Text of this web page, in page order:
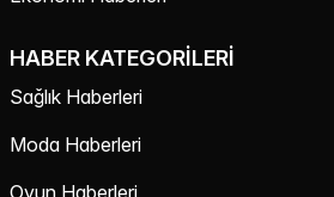
HABER KATEGORILERI
Sağlık Haberleri
Moda Haberleri